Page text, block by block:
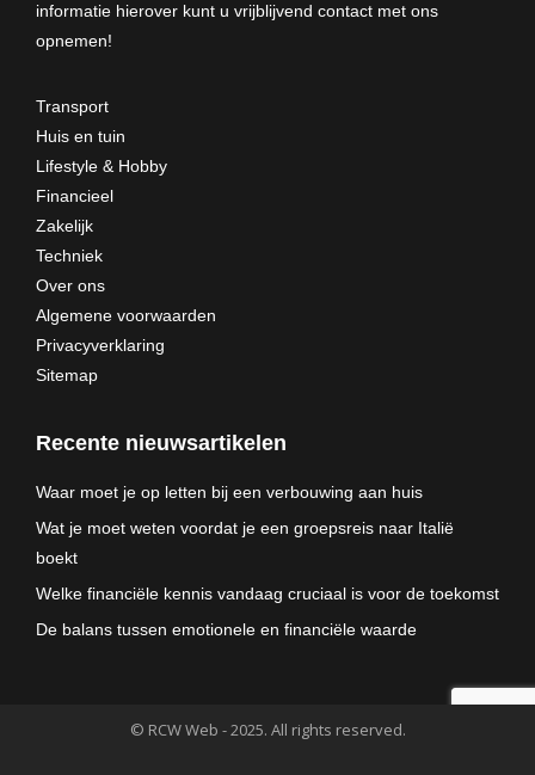
informatie hierover kunt u vrijblijvend contact met ons
opnemen!
Transport
Huis en tuin
Lifestyle & Hobby
Financieel
Zakelijk
Techniek
Over ons
Algemene voorwaarden
Privacyverklaring
Sitemap
Recente nieuwsartikelen
Waar moet je op letten bij een verbouwing aan huis
Wat je moet weten voordat je een groepsreis naar Italië
boekt
Welke financiële kennis vandaag cruciaal is voor de toekomst
De balans tussen emotionele en financiële waarde
© RCW Web - 2025. All rights reserved.